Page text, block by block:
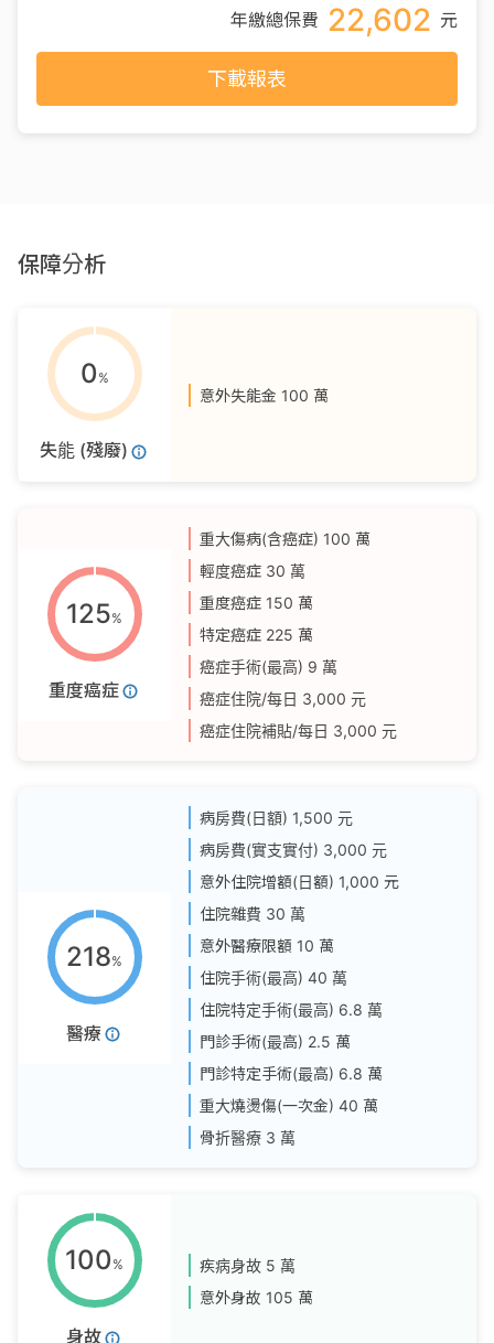
年繳總保費 22,602 元
下載報表
保障分析
0 %
失能 (殘廢)
意外失能金 100 萬
125%
重度癌症
重大傷病(含癌症) 100 萬
輕度癌症 30 萬
重度癌症 150 萬
特定癌症 225 萬
癌症手術(最高) 9 萬
癌症住院/每日 3,000 元
癌症住院補貼/每日 3,000 元
218%
醫療
病房費(日額) 1,500 元
病房費(實支實付) 3,000 元
意外住院增額(日額) 1,000 元
住院雜費 30 萬
意外醫療限額 10 萬
住院手術(最高) 40 萬
住院特定手術(最高) 6.8 萬
門診手術(最高) 2.5 萬
門診特定手術(最高) 6.8 萬
重大燒燙傷(一次金) 40 萬
骨折醫療 3 萬
100 %
身故
疾病身故 5 萬
意外身故 105 萬